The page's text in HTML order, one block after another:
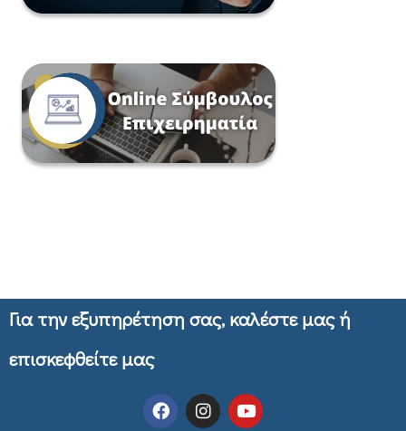
Για την εξυπηρέτηση σας, καλέστε μας ή
επισκεφθείτε μας